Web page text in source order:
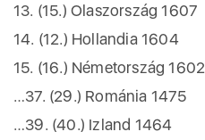
13. (15.) Olaszország 1607
14. (12.) Hollandia 1604
15. (16.) Németország 1602
…37. (29.) Románia 1475
…39. (40.) Izland 1464